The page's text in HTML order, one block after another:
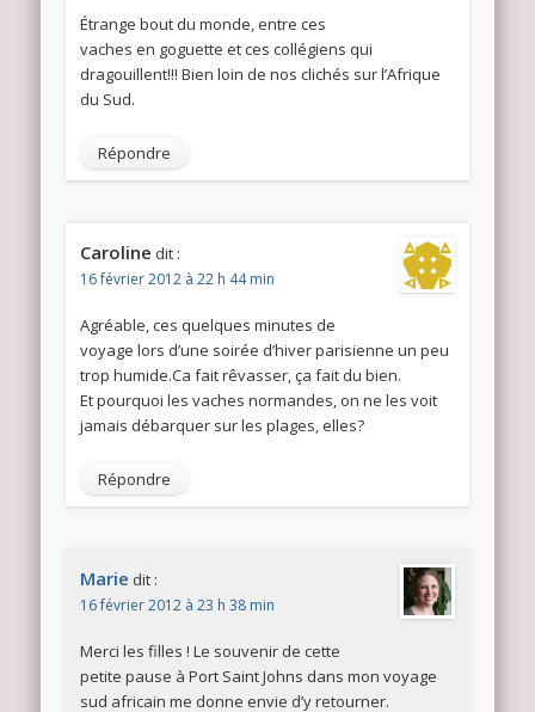
Étrange bout du monde, entre ces
vaches en goguette et ces collégiens qui
dragouillent!!! Bien loin de nos clichés sur l’Afrique
du Sud.
Répondre
Caroline dit :
16 février 2012 à 22 h 44 min
Agréable, ces quelques minutes de
voyage lors d’une soirée d’hiver parisienne un peu
trop humide.Ca fait rêvasser, ça fait du bien.
Et pourquoi les vaches normandes, on ne les voit
jamais débarquer sur les plages, elles?
Répondre
Marie dit :
16 février 2012 à 23 h 38 min
Merci les filles ! Le souvenir de cette
petite pause à Port Saint Johns dans mon voyage
sud africain me donne envie d’y retourner.